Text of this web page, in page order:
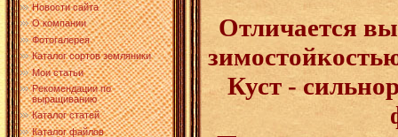
Новости сайта
О компании
Фотогалерея
Каталог сортов земляники
Мои статьи
Рекомендации по
выращиванию
Каталог статей
Каталог файлов
Отличается
Куст -